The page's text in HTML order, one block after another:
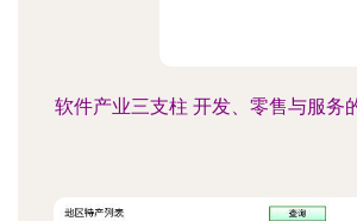
软件产业三支柱 开发、零售与服务